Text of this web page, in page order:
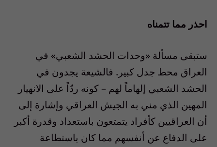
احذر مما تتمناه
ستبقى مسألة «وحدات الحشد الشعبي» في
العراق محط جدل كبير. فالشيعة يجدون في
الحشد الشعبي إلهاماً لهم – كونه ردّاً على الانهيار
المهين الذي مني به الجيش العراقي وإشارة إلى
أن العراقيين كأفراد يتمتعون باستعداد وقدرة أكبر
على الدفاع عن أنفسهم مما كان باستطاعة